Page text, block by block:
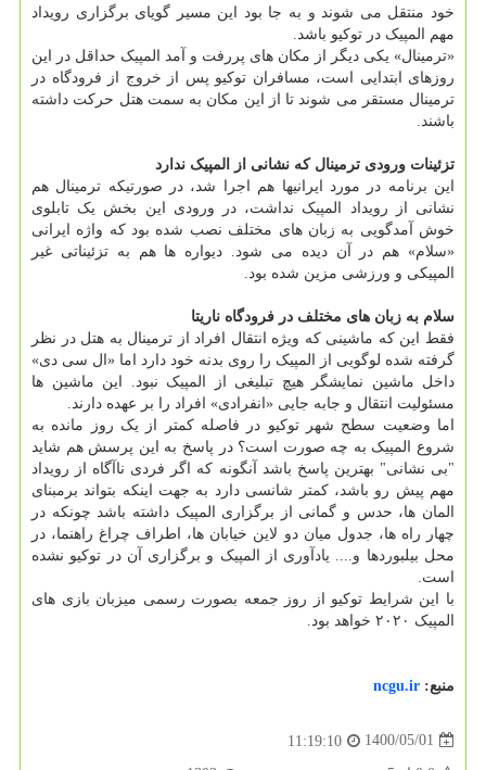
خود منتقل می شوند و به جا بود این مسیر گویای برگزاری رویداد
مهم المپیک در توکیو باشد.
«ترمینال» یکی دیگر از مکان های پررفت و آمد المپیک حداقل در این
روزهای ابتدایی است، مسافران توکیو پس از خروج از فرودگاه در
ترمینال مستقر می شوند تا از این مکان به سمت هتل حرکت داشته
باشند.
تزئینات ورودی ترمینال که نشانی از المپیک ندارد
این برنامه در مورد ایرانیها هم اجرا شد، در صورتیکه ترمینال هم
نشانی از رویداد المپیک نداشت، در ورودی این بخش یک تابلوی
خوش آمدگویی به زبان های مختلف نصب شده بود که واژه ایرانی
«سلام» هم در آن دیده می شود. دیواره ها هم به تزئیناتی غیر
المپیکی و ورزشی مزین شده بود.
سلام به زبان های مختلف در فرودگاه ناریتا
فقط این که ماشینی که ویژه انتقال افراد از ترمینال به هتل در نظر
گرفته شده لوگویی از المپیک را روی بدنه خود دارد اما «ال سی دی»
داخل ماشین نمایشگر هیچ تبلیغی از المپیک نبود. این ماشین ها
مسئولیت انتقال و جابه جایی «انفرادی» افراد را بر عهده دارند.
اما وضعیت سطح شهر توکیو در فاصله کمتر از یک روز مانده به
شروع المپیک به چه صورت است؟ در پاسخ به این پرسش هم شاید
"بی نشانی" بهترین پاسخ باشد آنگونه که اگر فردی ناآگاه از رویداد
مهم پیش رو باشد، کمتر شانسی دارد به جهت اینکه بتواند برمبنای
المان ها، حدس و گمانی از برگزاری المپیک داشته باشد چونکه در
چهار راه ها، جدول میان دو لاین خیابان ها، اطراف چراغ راهنما، در
محل بیلبوردها و.... یادآوری از المپیک و برگزاری آن در توکیو نشده
است.
با این شرایط توکیو از روز جمعه بصورت رسمی میزبان بازی های
المپیک ۲۰۲۰ خواهد بود.
منبع: ncgu.ir
1400/05/01
11:19:10